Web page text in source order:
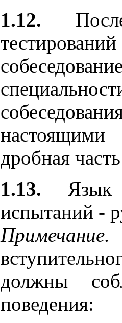
1.12.
дробная
1.13. Язык
испытаний -
Примечание.
должны
поведения: